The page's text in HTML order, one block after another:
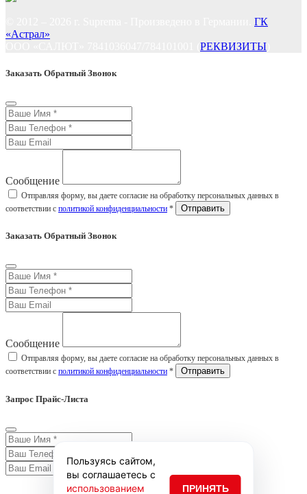
ГК
«Астрал»
РЕКВИЗИТЫ
Заказать Обратный Звонок
Сообщение
Отправляя форму, вы даете согласие на обработку персональных данных в
соответствии с политикой конфиденциальности *
Заказать Обратный Звонок
Сообщение
Отправляя форму, вы даете согласие на обработку персональных данных в
соответствии с политикой конфиденциальности *
Запрос Прайс-Листа
Пользуясь сайтом,
вы соглашаетесь с
использованием
ПРИНЯТЬ